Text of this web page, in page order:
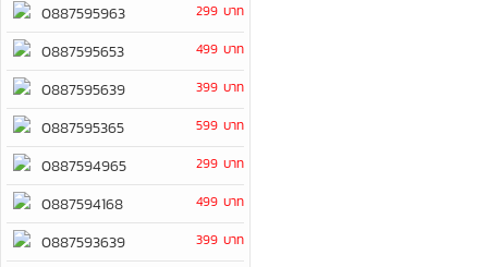
0887595963 299 บาท
0887595653 499 บาท
0887595639 399 บาท
0887595365 599 บาท
0887594965 299 บาท
0887594168 499 บาท
0887593639 399 บาท